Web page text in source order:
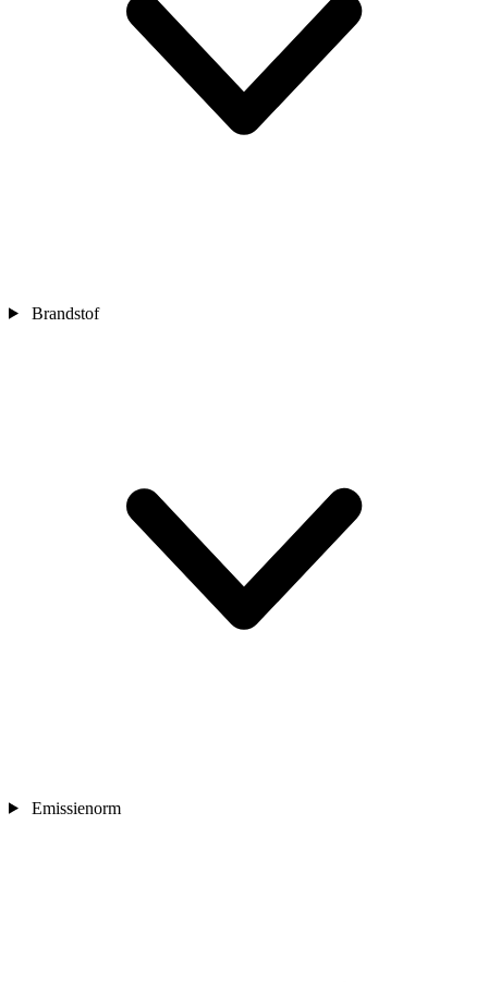
Brandstof
Emissienorm